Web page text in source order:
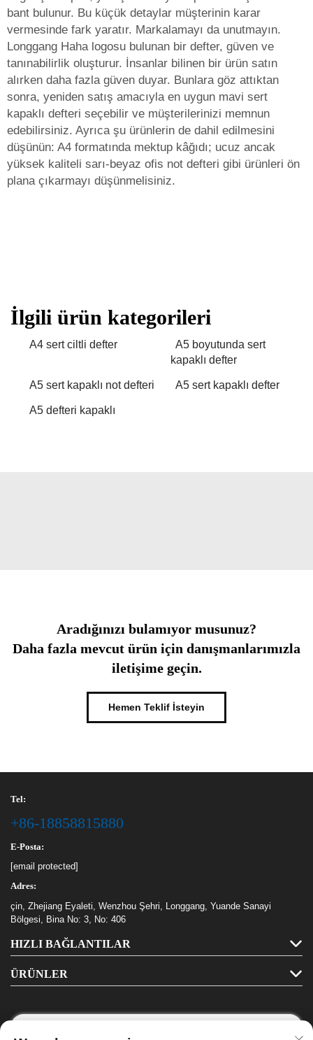
bant bulunur. Bu küçük detaylar müşterinin karar
vermesinde fark yaratır. Markalamayı da unutmayın.
Longgang Haha logosu bulunan bir defter, güven ve
tanınabilirlik oluşturur. İnsanlar bilinen bir ürün satın
alırken daha fazla güven duyar. Bunlara göz attıktan
sonra, yeniden satış amacıyla en uygun mavi sert
kapaklı defteri seçebilir ve müşterilerinizi memnun
edebilirsiniz. Ayrıca şu ürünlerin de dahil edilmesini
düşünün: A4 formatında mektup kâğıdı; ucuz ancak
yüksek kaliteli sarı-beyaz ofis not defteri gibi ürünleri ön
plana çıkarmayı düşünmelisiniz.
İlgili ürün kategorileri
A4 sert ciltli defter
A5 boyutunda sert
kapaklı defter
A5 sert kapaklı not defteri A5 sert kapaklı defter
A5 defteri kapaklı
Aradığınızı bulamıyor musunuz?
Daha fazla mevcut ürün için danışmanlarımızla
iletişime geçin.
Hemen Teklif İsteyin
Tel:
+86-18858815880
E-Posta:
[email protected]
Adres:
çin, Zhejiang Eyaleti, Wenzhou Şehri, Longgang, Yuande Sanayi
Bölgesi, Bina No: 3, No: 406
HIZLI BAĞLANTILAR
ÜRÜNLER